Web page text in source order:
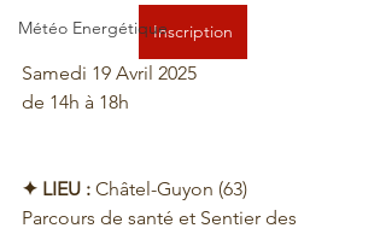
Météo EnergétiqueInscription
Samedi 19 Avril 2025
de 14h à 18h
✦ LIEU : Châtel-Guyon (63)
Parcours de santé et Sentier des